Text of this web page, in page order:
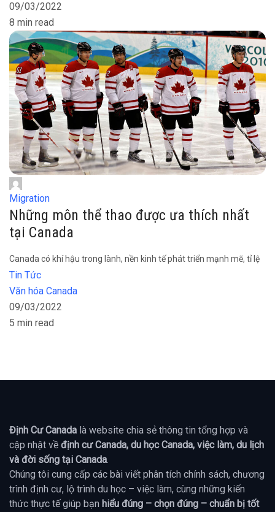
09/03/2022
8 min read
Migration
Những môn thể thao được ưa thích nhất
tại Canada
Canada có khí hậu trong lành, nền kinh tế phát triển mạnh mẽ, tỉ lệ
Tin Tức
Văn hóa Canada
09/03/2022
5 min read
Định Cư Canada là website chia sẻ thông tin tổng hợp và
cập nhật về định cư Canada, du học Canada, việc làm, du lịch
và đời sống tại Canada.
Chúng tôi cung cấp các bài viết phân tích chính sách, chương
trình định cư, lộ trình du học – việc làm, cùng những kiến
thức thực tế giúp bạn hiểu đúng – chọn đúng – chuẩn bị tốt